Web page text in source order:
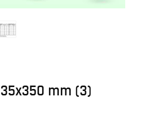
mm (3)